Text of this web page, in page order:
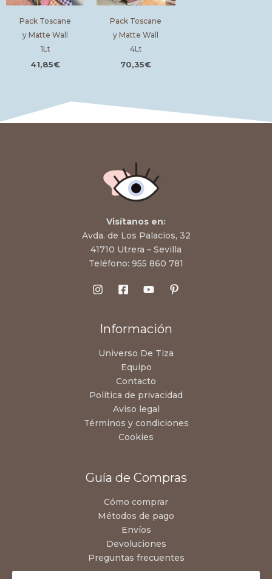
Pack Toscane
y Matte Wall
1Lt
41,85€
Pack Toscane
y Matte Wall
4Lt
70,35€
Visítanos en:
Avda. de Los Palacios, 32
41710 Utrera – Sevilla
Teléfono: 955 860 781
Información
Universo De Tiza
Equipo
Contacto
Política de privacidad
Aviso legal
Términos y condiciones
Cookies
Guía de Compras
Cómo comprar
Métodos de pago
Envíos
Devoluciones
Preguntas frecuentes